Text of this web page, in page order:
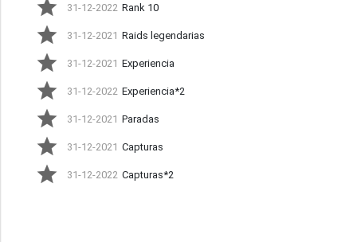
31-12-2022 Rank 10
31-12-2021 Raids legendarias
31-12-2021 Experiencia
31-12-2022 Experiencia*2
31-12-2021 Paradas
31-12-2021 Capturas
31-12-2022 Capturas*2